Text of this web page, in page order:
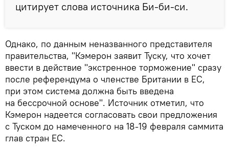
цитирует слова источника Би-би-си.
Однако, по данным неназванного представителя
правительства, "Кэмерон заявит Туску, что хочет
ввести в действие "экстренное торможение" сразу
после референдума о членстве Британии в ЕС,
при этом система должна быть введена
на бессрочной основе". Источник отметил, что
Кэмерон надеется согласовать свои предложения
с Туском до намеченного на 18-19 февраля саммита
глав стран ЕС.